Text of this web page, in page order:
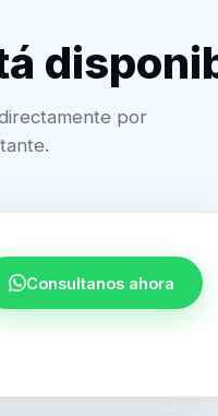
por
Consultanos ahora